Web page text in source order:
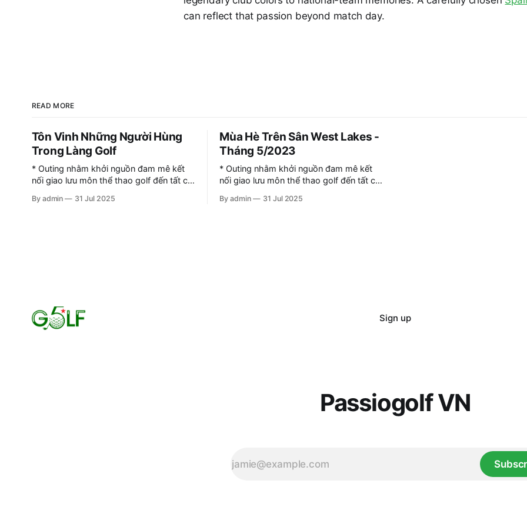
can reflect that passion beyond match day.
READ MORE
Tôn Vinh Những Người Hùng
Trong Làng Golf
* Outing nhằm khởi nguồn đam mê kết
nối giao lưu môn thể thao golf đến tất cả
trong rất nhiều lĩnh vực được quy tụ
By admin 31 Jul 2025
Mùa Hè Trên Sân West Lakes -
Tháng 5/2023
* Outing nhằm khởi nguồn đam mê kết
nối giao lưu môn thể thao golf đến tất cả
trong rất nhiều lĩnh vực được quy tụ
By admin 31 Jul 2025
Sign up
Passiogolf VN